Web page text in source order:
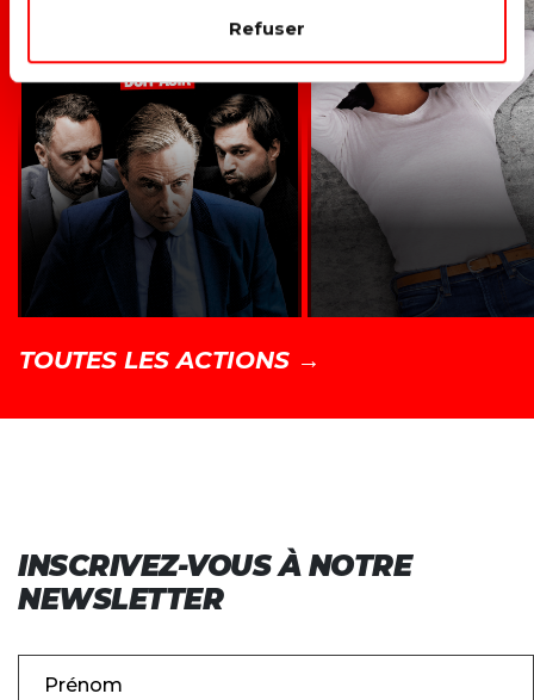
Refuser
TOUTES LES ACTIONS →
INSCRIVEZ-VOUS À NOTRE
NEWSLETTER
Prénom